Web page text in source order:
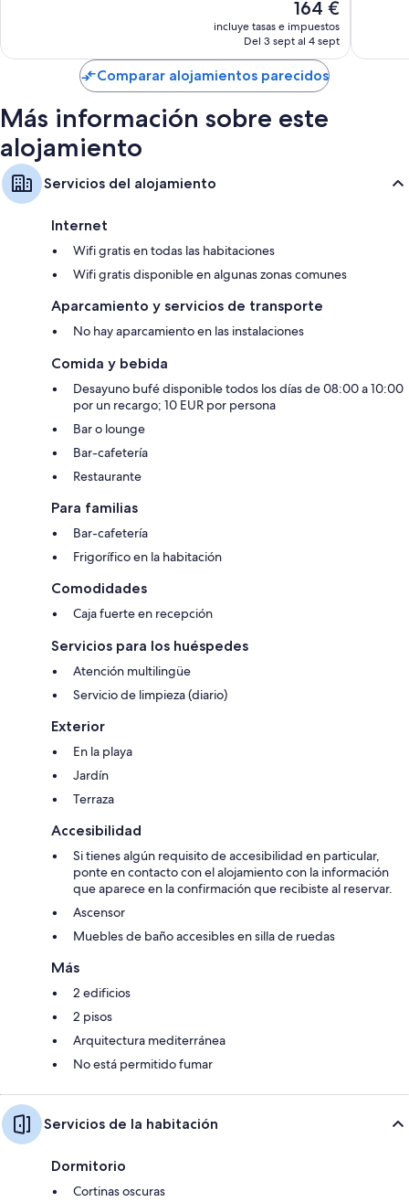
El
precio
actual
de
164 €
164 €
incluye tasas e impuestos
Del 3 sept al 4 sept
Comparar alojamientos parecidos
Más información sobre este
alojamiento
Servicios del alojamiento
Internet
Wifi gratis en todas las habitaciones
Wifi gratis disponible en algunas zonas comunes
Aparcamiento y servicios de transporte
No hay aparcamiento en las instalaciones
Comida y bebida
Desayuno bufé disponible todos los días de 08:00 a 10:00
por un recargo; 10 EUR por persona
Bar o lounge
Bar-cafetería
Restaurante
Para familias
Bar-cafetería
Frigorífico en la habitación
Comodidades
Caja fuerte en recepción
Servicios para los huéspedes
Atención multilingüe
Servicio de limpieza (diario)
Exterior
En la playa
Jardín
Terraza
Accesibilidad
Si tienes algún requisito de accesibilidad en particular,
ponte en contacto con el alojamiento con la información
que aparece en la confirmación que recibiste al reservar.
Ascensor
Muebles de baño accesibles en silla de ruedas
Más
2 edificios
2 pisos
Arquitectura mediterránea
No está permitido fumar
Servicios de la habitación
Dormitorio
Cortinas oscuras